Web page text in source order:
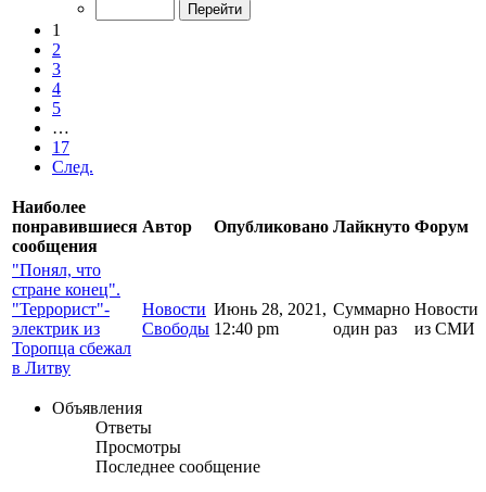
1
2
3
4
5
…
17
След.
Наиболее
понравившиеся
сообщения
Автор Опубликовано Лайкнуто Форум
"Понял, что
стране конец".
"Террорист"-
электрик из
Торопца сбежал
в Литву
Новости
Свободы
Июнь 28, 2021,
12:40 pm
Суммарно
один раз
Новости
из СМИ
Объявления
Ответы
Просмотры
Последнее сообщение